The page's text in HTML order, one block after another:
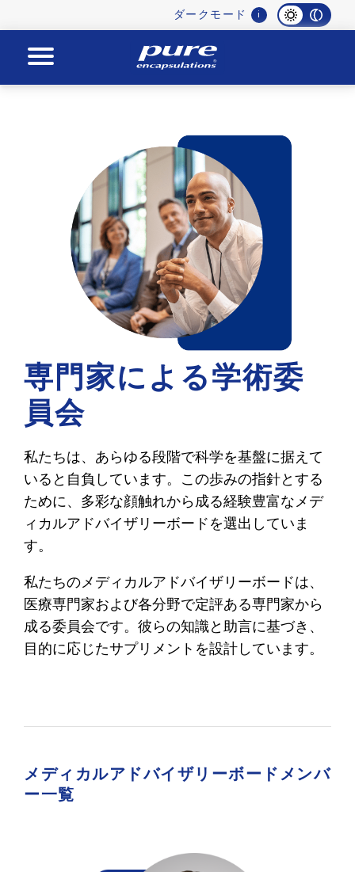
navigation
ダークモード i
Pure
専門家による学術委
員会
私たちは、あらゆる段階で科学を基盤に据えて
いると自負しています。この歩みの指針とする
ために、多彩な顔触れから成る経験豊富なメデ
ィカルアドバイザリーボードを選出していま
す。
私たちのメディカルアドバイザリーボードは、
医療専門家および各分野で定評ある専門家から
成る委員会です。彼らの知識と助言に基づき、
目的に応じたサプリメントを設計しています。
メディカルアドバイザリーボードメンバ
ー一覧